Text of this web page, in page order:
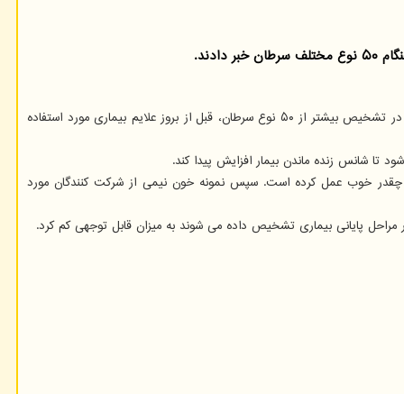
به گزارش گروه هوش مصنوعی به نقل از ایسنا، سرویس سلامت همگانی انگلیس امروز (دوشنبه) بزرگترین آزمایش جهانی تست خون را آغاز می کند که می تواند در تشخیص بیشتر از ۵۰ نوع سرطان، قبل از بروز علایم بیماری مورد استفاده
بعنوان یک آزمایش تصادفی چقدر خوب عمل کرده است. سپس نمونه خون نیمی از شرکت کنندگان مورد
مراحل پایانی بیماری تشخیص داده می شوند به میزان قابل توجهی کم کرد.